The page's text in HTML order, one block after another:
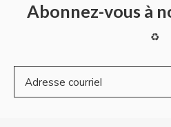
Abonnez-vous à
♻